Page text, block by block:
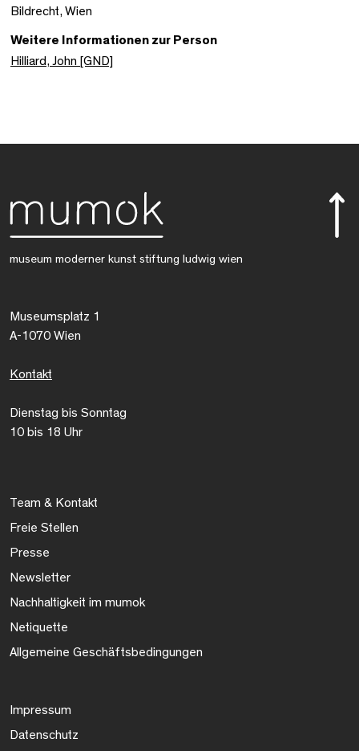
Bildrecht, Wien
Weitere Informationen zur Person
Hilliard, John [GND]
museum moderner kunst stiftung ludwig wien
Museumsplatz 1
A-1070 Wien
Kontakt
Dienstag bis Sonntag
10 bis 18 Uhr
Team & Kontakt
Freie Stellen
Presse
Newsletter
Nachhaltigkeit im mumok
Netiquette
Allgemeine Geschäftsbedingungen
Impressum
Datenschutz